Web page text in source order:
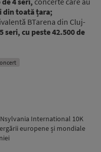
din toată țara;
BTarena din Cluj-
cu peste 42.500 de
International 10K
europene și mondiale